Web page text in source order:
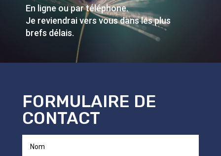
En ligne ou par téléphone.
Je reviendrai vers vous dans les plus
brefs délais.
FORMULAIRE DE
CONTACT